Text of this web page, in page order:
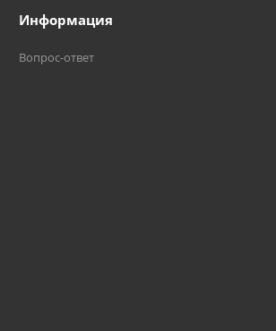
Информация
Вопрос-ответ